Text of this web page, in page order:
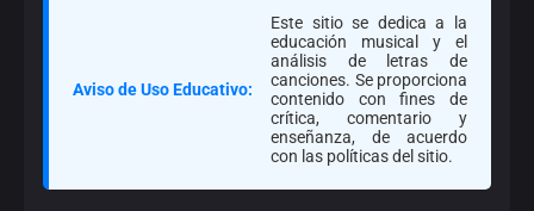
Aviso de Uso Educativo:
Este sitio se dedica a la
educación musical y el
análisis de letras de
canciones. Se proporciona
contenido con fines de
crítica, comentario y
enseñanza, de acuerdo
con las políticas del sitio.